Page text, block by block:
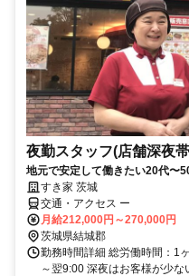
夜勤スタッフ(店舗深夜
地元で安定して働きたい20代〜
すき家 茨城
交通・アクセス ー
月給212,000円～270,000円
茨城県結城郡
勤務時間詳細 総労働時間：1
～翌9:00 深夜はお客様が少